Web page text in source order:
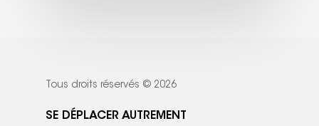
Tous droits réservés © 2026
SE DÉPLACER AUTREMENT